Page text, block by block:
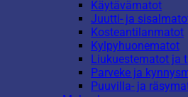
Käytävämatot
Juutti- ja
Kosteantilanmatot
Kylpyhuonematot
Liukuestematot ja
Parveke ja
Puuvilla- ja